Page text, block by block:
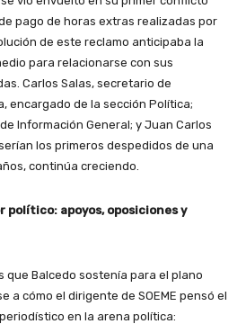
pago de horas extras realizadas por
de este reclamo anticipaba la
para relacionarse con sus
Carlos Salas, secretario de
encargado de la sección Política;
Información General; y Juan Carlos
los primeros despedidos de una
continúa creciendo.
político: apoyos, oposiciones y
que Balcedo sostenía para el plano
a cómo el dirigente de SOEME pensó el
en la arena política: